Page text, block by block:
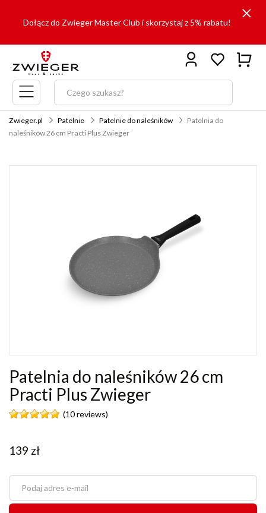
Dołącz do Zwieger Master Club i skorzystaj z 5% rabatu!
Menu
główne
Zwieger.pl Patelnie Patelnie do naleśników
Patelnia do
naleśników 26 cm Practi Plus Zwieger
Patelnia do naleśników 26 cm
Practi Plus Zwieger
(10 reviews)
139 zł